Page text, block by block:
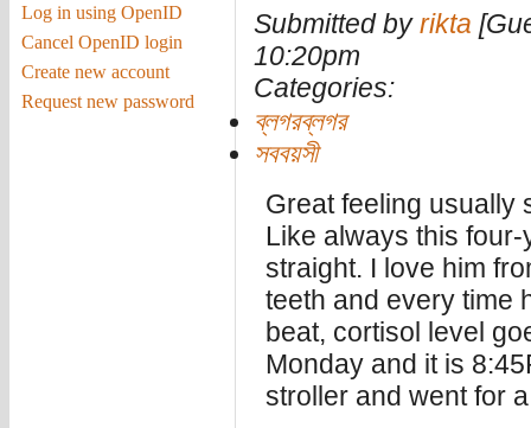
Log in using OpenID
Cancel OpenID login
Create new account
Request new password
Submitted by rikta
10:20pm
Categories:
ব্লগরব্লগর
সববয়সী
Great feeling usually
Like always this
straight. I love him
teeth and every time
beat, cortisol level
Monday and it is
stroller and went for